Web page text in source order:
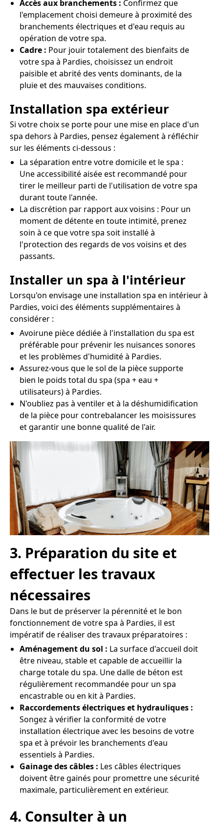
Accès aux branchements : Confirmez que
l'emplacement choisi demeure à proximité des
branchements électriques et d'eau requis au
opération de votre spa.
Cadre : Pour jouir totalement des bienfaits de
votre spa à Pardies, choisissez un endroit
paisible et abrité des vents dominants, de la
pluie et des mauvaises conditions.
Installation spa extérieur
Si votre choix se porte pour une mise en place d'un
spa dehors à Pardies, pensez également à réfléchir
sur les éléments ci-dessous :
La séparation entre votre domicile et le spa :
Une accessibilité aisée est recommandé pour
tirer le meilleur parti de l'utilisation de votre spa
durant toute l'année.
La discrétion par rapport aux voisins : Pour un
moment de détente en toute intimité, prenez
soin à ce que votre spa soit installé à
l'protection des regards de vos voisins et des
passants.
Installer un spa à l'intérieur
Lorsqu'on envisage une installation spa en intérieur à
Pardies, voici des éléments supplémentaires à
considérer :
Avoirune pièce dédiée à l'installation du spa est
préférable pour prévenir les nuisances sonores
et les problèmes d'humidité à Pardies.
Assurez-vous que le sol de la pièce supporte
bien le poids total du spa (spa + eau +
utilisateurs) à Pardies.
N'oubliez pas à ventiler et à la déshumidification
de la pièce pour contrebalancer les moisissures
et garantir une bonne qualité de l'air.
3. Préparation du site et
effectuer les travaux
nécessaires
Dans le but de préserver la pérennité et le bon
fonctionnement de votre spa à Pardies, il est
impératif de réaliser des travaux préparatoires :
Aménagement du sol : La surface d'accueil doit
être niveau, stable et capable de accueillir la
charge totale du spa. Une dalle de béton est
régulièrement recommandée pour un spa
encastrable ou en kit à Pardies.
Raccordements électriques et hydrauliques :
Songez à vérifier la conformité de votre
installation électrique avec les besoins de votre
spa et à prévoir les branchements d'eau
essentiels à Pardies.
Gainage des câbles : Les câbles électriques
doivent être gainés pour promettre une sécurité
maximale, particulièrement en extérieur.
4. Consulter à un